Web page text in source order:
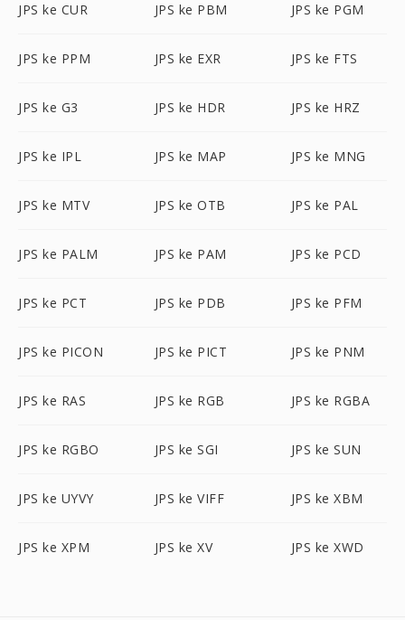
JPS ke CUR JPS ke PBM JPS ke PGM
JPS ke PPM JPS ke EXR JPS ke FTS
JPS ke G3 JPS ke HDR JPS ke HRZ
JPS ke IPL JPS ke MAP JPS ke MNG
JPS ke MTV JPS ke OTB JPS ke PAL
JPS ke PALM JPS ke PAM JPS ke PCD
JPS ke PCT JPS ke PDB JPS ke PFM
JPS ke PICON JPS ke PICT JPS ke PNM
JPS ke RAS JPS ke RGB JPS ke RGBA
JPS ke RGBO JPS ke SGI JPS ke SUN
JPS ke UYVY JPS ke VIFF JPS ke XBM
JPS ke XPM JPS ke XV JPS ke XWD